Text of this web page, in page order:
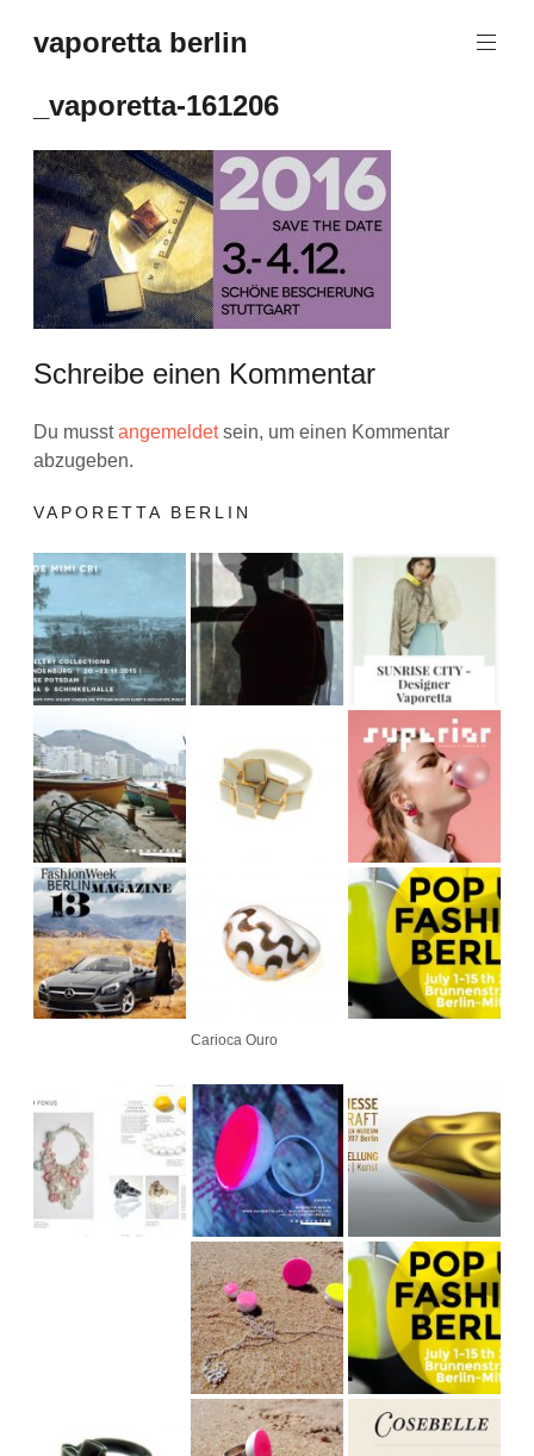
Inhalt
vaporetta berlin
_vaporetta-161206
Schreibe einen Kommentar
Du musstangemeldetsein, um einen Kommentar
abzugeben.
VAPORETTA BERLIN
Carioca Ouro